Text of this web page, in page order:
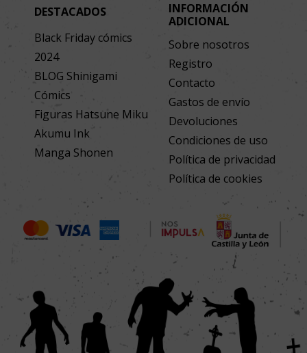
DESTACADOS
Black Friday cómics
2024
BLOG Shinigami
Cómics
Figuras Hatsune Miku
Akumu Ink
Manga Shonen
INFORMACIÓN
ADICIONAL
Sobre nosotros
Registro
Contacto
Gastos de envío
Devoluciones
Condiciones de uso
Política de privacidad
Política de cookies